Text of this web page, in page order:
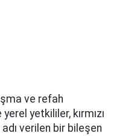
ve refah
yetkililer, kırmızı
verilen bir bileşen